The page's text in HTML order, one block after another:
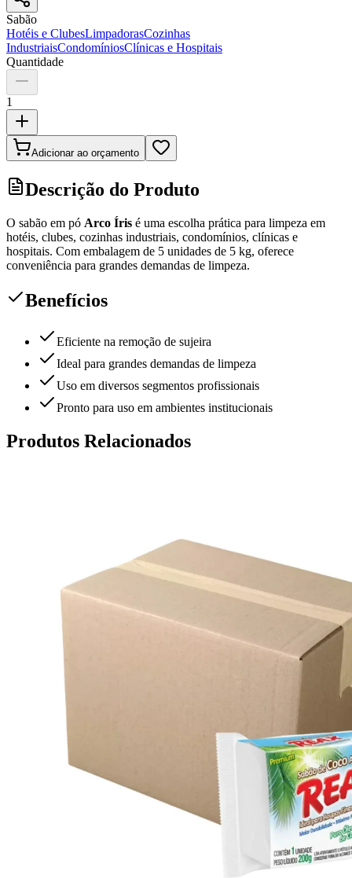
Sabão
Hotéis e ClubesLimpadorasCozinhas
IndustriaisCondomíniosClínicas e Hospitais
Quantidade
1
Adicionar ao orçamento
Descrição do Produto
O sabão em pó Arco Íris é uma escolha prática para limpeza em
hotéis, clubes, cozinhas industriais, condomínios, clínicas e
hospitais. Com embalagem de 5 unidades de 5 kg, oferece
conveniência para grandes demandas de limpeza.
Benefícios
Eficiente na remoção de sujeira
Ideal para grandes demandas de limpeza
Uso em diversos segmentos profissionais
Pronto para uso em ambientes institucionais
Produtos Relacionados